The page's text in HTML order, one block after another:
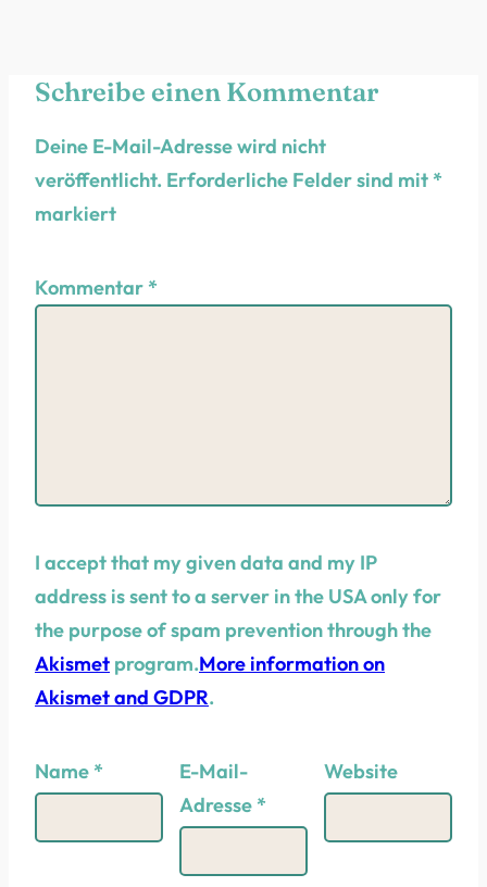
Schreibe einen Kommentar
Deine E-Mail-Adresse wird nicht
veröffentlicht. Erforderliche Felder sind mit *
markiert
Kommentar *
I accept that my given data and my IP
address is sent to a server in the USA only for
the purpose of spam prevention through the
Akismet program.More information on
Akismet and GDPR.
Name *
E-Mail-
Adresse *
Website